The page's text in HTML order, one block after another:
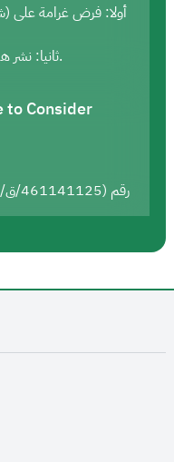
أولا: فرض غرامة على
ثانيا: نشر هذه العقوبة في الموقع الإلكتروني للهيئة.
to Consider
رقم (461141125/ق/1446هـ) وتاريخ (04/08/1446هـ)